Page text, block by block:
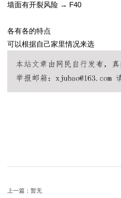
墙面有开裂风险 → F40
各有各的特点
可以根据自己家里情况来选
上一篇：暂无